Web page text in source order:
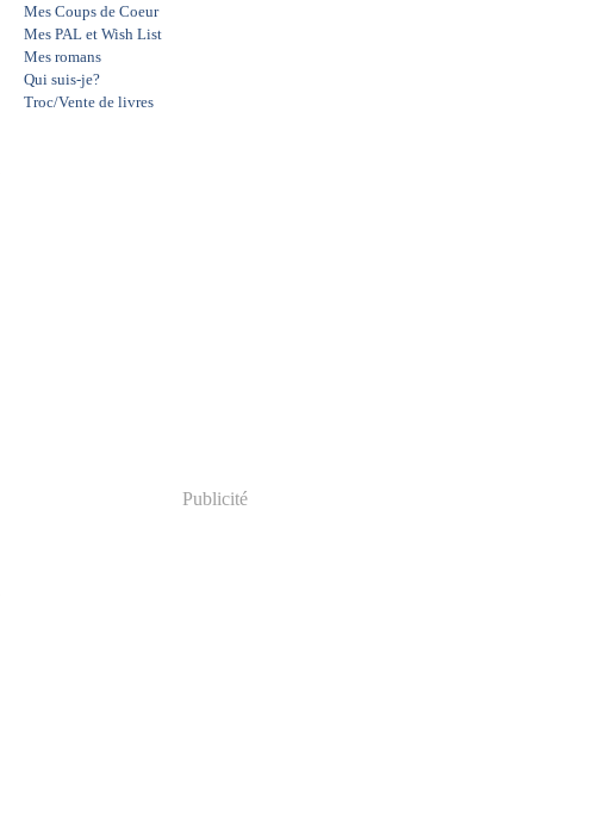
Mes Coups de Coeur
Mes PAL et Wish List
Mes romans
Qui suis-je?
Troc/Vente de livres
Publicité